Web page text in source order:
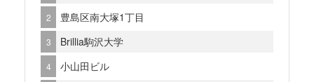
豊島区南大塚1丁目
Brillia駒沢大学
小山田ビル